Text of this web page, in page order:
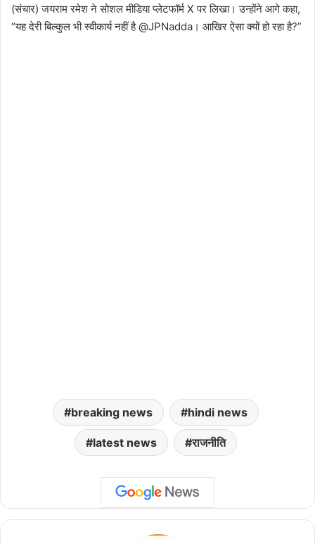
(संचार) जयराम रमेश ने सोशल मीडिया प्लेटफॉर्म X पर लिखा। उन्होंने आगे कहा,
“यह देरी बिल्कुल भी स्वीकार्य नहीं है @JPNadda। आखिर ऐसा क्यों हो रहा है?”
breaking news hindi news
latest news राजनीति